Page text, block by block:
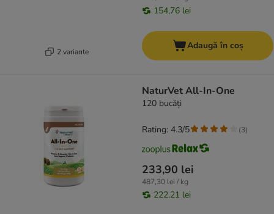
2 variante
154,76 lei
Adaugă în coș
NaturVet All-In-One
120 bucăți
233,90 lei
487,30 lei / kg
222,21 lei
Rating: 4.3/5 (3)